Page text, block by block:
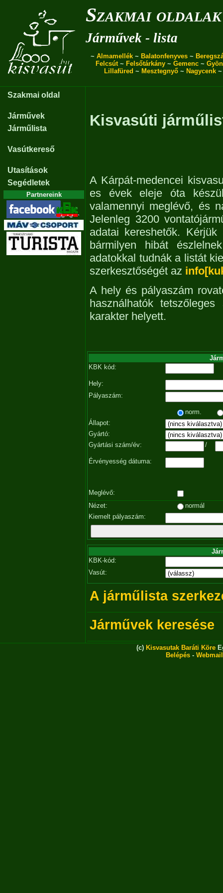
Szakmai oldalak
Járművek - lista
~ Almamellék ~ Balatonfenyves ~
Felcsút~ Felsőtárkány ~ Gemenc ~
Lillafüred ~ Mesztegnyő~ Nagycenk
Szakmai oldal
Járművek
Járműlista
Vasútkereső
Utasítások
Segédletek
Partnereink
Kisvasúti
A Kárpát-medencei
es évek eleje óta
valamennyi meglévő, és
Jelenleg 3200
adatai kereshetők.
bármilyen hibát
adatokkal tudnák a listát
szerkesztőségét az
A hely és pályaszám
használhatók
karakter helyett.
KBK kód:
Hely:
Pályaszám:
norm.
Állapot:
Gyártó:
Gyártási szám/év:
/
Érvényesség dátuma:
Meglévő:
Nézet:
normál
Kiemelt pályaszám:
KBK-kód:
Vasút:
A járműlista
Járművek keresése
(c) Kisvasutak Baráti Köre
Belépés - Webmail